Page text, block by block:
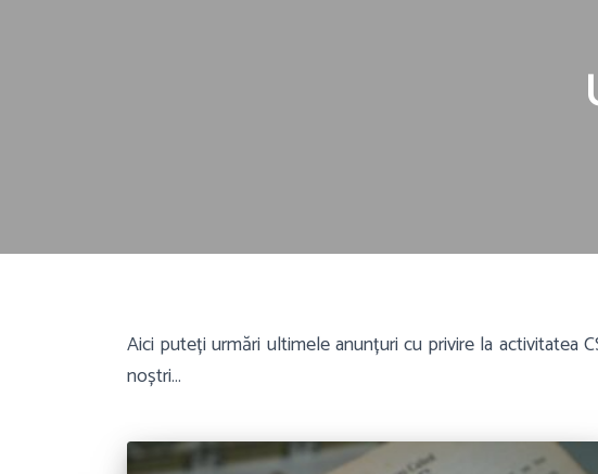
Aici puteți urmări ultimele anunțuri cu privire la activitatea
noștri…